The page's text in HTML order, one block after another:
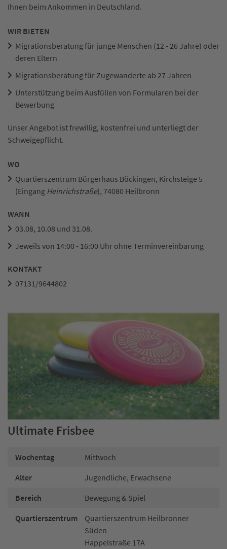
Ihnen beim Ankommen in Deutschland.
WIR BIETEN
Migrationsberatung für junge Menschen (12 - 26 Jahre) oder
deren Eltern
Migrationsberatung für Zugewanderte ab 27 Jahren
Unterstützung beim Ausfüllen von Formularen bei der
Bewerbung
Unser Angebot ist frewillig, kostenfrei und unterliegt der
Schweigepflicht.
WO
Quartierszentrum Bürgerhaus Böckingen, Kirchsteige 5
(Eingang Heinrichstraße), 74080 Heilbronn
WANN
03.08, 10.08 und 31.08.
Jeweils von 14:00 - 16:00 Uhr ohne Terminvereinbarung
KONTAKT
07131/9644802
Ultimate Frisbee
Wochentag
Mittwoch
Alter
Jugendliche, Erwachsene
Bereich
Bewegung & Spiel
Quartierszentrum
Quartierszentrum Heilbronner
Süden
Happelstraße 17A